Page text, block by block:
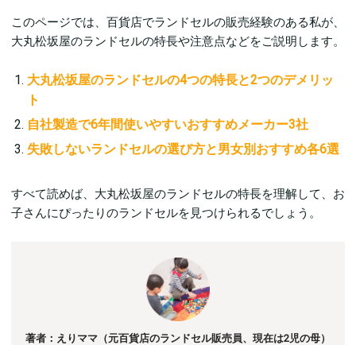
このページでは、百貨店でランドセルの販売経験のある私が、
大丸松坂屋のランドセルの特長や注意点などをご説明します。
大丸松坂屋のランドセルの4つの特長と2つのデメリッ
ト
自社製造で6年間使いやすいおすすめメーカー3社
失敗しないランドセルの選び方と男女別おすすめ各6選
すべて読めば、大丸松坂屋のランドセルの特長を理解して、お
子さんにぴったりのランドセルを見つけられるでしょう。
著者：えりママ（元百貨店のランドセル販売員、現在は2児の母）